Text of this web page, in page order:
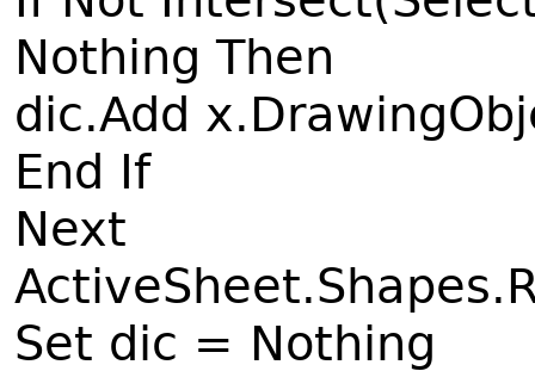
Nothing Then
dic.Add
End If
Next
Set dic = Nothing